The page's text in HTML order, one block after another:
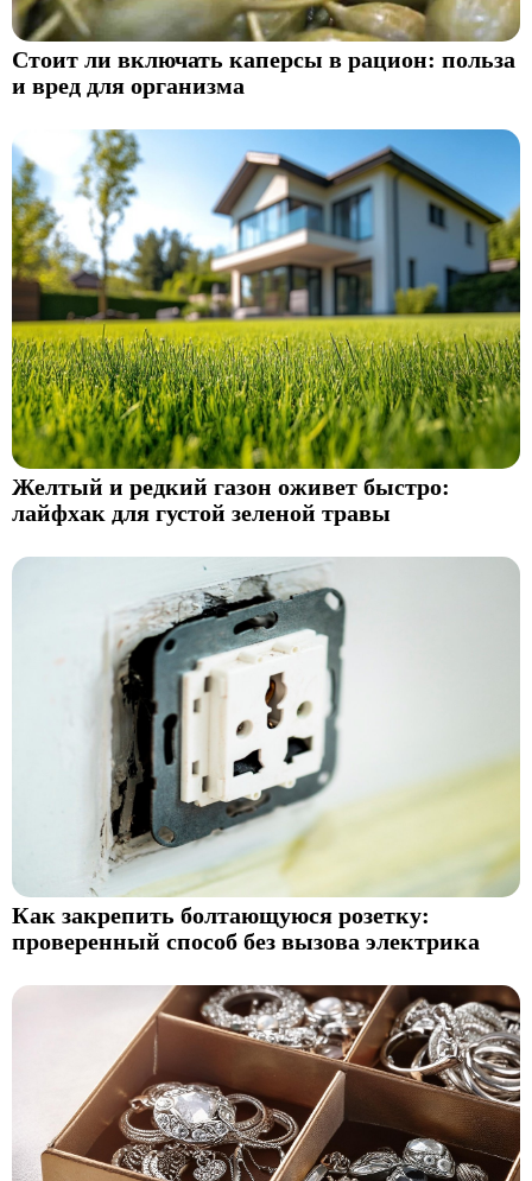
Стоит ли включать каперсы в рацион: польза
и вред для организма
Желтый и редкий газон оживет быстро:
лайфхак для густой зеленой травы
Как закрепить болтающуюся розетку:
проверенный способ без вызова электрика